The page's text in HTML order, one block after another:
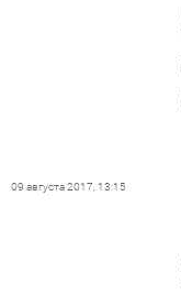
09 августа 2017, 13:15